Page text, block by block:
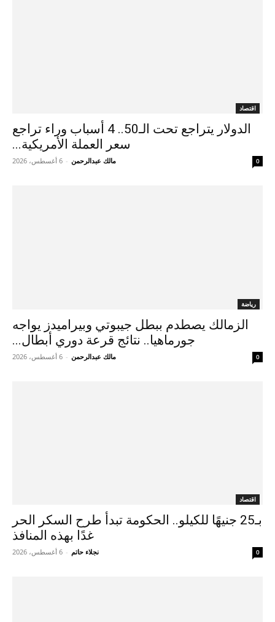
اقتصاد
الدولار يتراجع تحت الـ50.. 4 أسباب وراء تراجع
سعر العملة الأمريكية...
مالك عبدالرحمن - 6 أغسطس، 2026 0
رياضة
الزمالك يصطدم ببطل جيبوتي وبيراميدز يواجه
جورماهيا.. نتائج قرعة دوري أبطال...
مالك عبدالرحمن - 6 أغسطس، 2026 0
اقتصاد
بـ25 جنيهًا للكيلو.. الحكومة تبدأ طرح السكر الحر
غدًا بهذه المنافذ
نجلاء حاتم - 6 أغسطس، 2026 0